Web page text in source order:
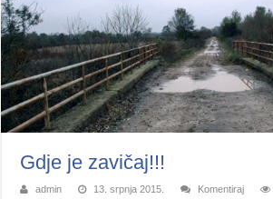
Gdje je zavičaj!!!
admin 13. srpnja 2015. Komentiraj